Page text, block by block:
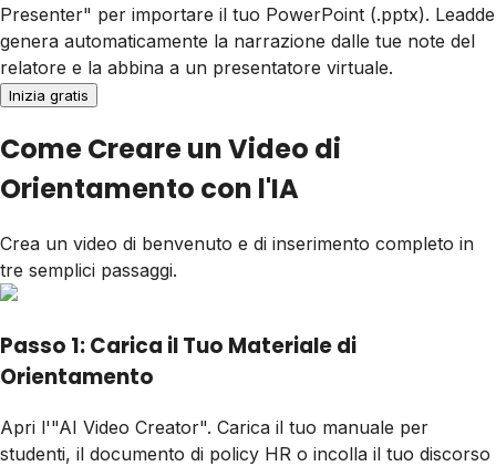
Presenter" per importare il tuo PowerPoint (.pptx). Leadde
genera automaticamente la narrazione dalle tue note del
relatore e la abbina a un presentatore virtuale.
Inizia gratis
Come Creare un Video di
Orientamento con l'IA
Crea un video di benvenuto e di inserimento completo in
tre semplici passaggi.
Passo 1: Carica il Tuo Materiale di
Orientamento
Apri l'"AI Video Creator". Carica il tuo manuale per
studenti, il documento di policy HR o incolla il tuo discorso